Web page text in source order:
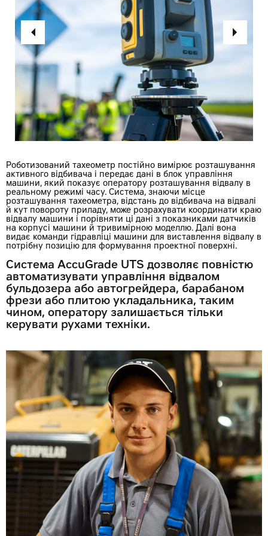
Роботизований тахеометр постійно вимірює розташування
активного відбивача і передає дані в блок управління
машини, який показує оператору розташування відвалу в
реальному режимі часу. Система, знаючи місце
розташування тахеометра, відстань до відбивача на відвалі
й кут повороту приладу, може розрахувати координати краю
відвалу машини і порівняти ці дані з показниками датчиків
на корпусі машини й тривимірною моделлю. Далі вона
видає команди гідравліці машини для виставлення відвалу в
потрібну позицію для формування проектної поверхні.
Система AccuGrade UTS дозволяє повністю
автоматизувати управління відвалом
бульдозера або автогрейдера, барабаном
фрези або плитою укладальника, таким
чином, оператору залишається тільки
керувати рухами техніки.